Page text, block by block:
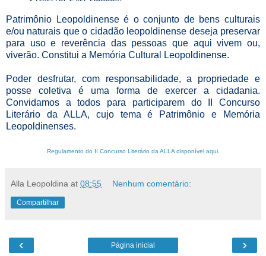
Patrimônio Leopoldinense é o conjunto de bens culturais
e/ou naturais que o cidadão leopoldinense deseja preservar
para uso e reverência das pessoas que aqui vivem ou,
viverão. Constitui a Memória Cultural Leopoldinense.
Poder desfrutar, com responsabilidade, a propriedade e
posse coletiva é uma forma de exercer a cidadania.
Convidamos a todos para participarem do II Concurso
Literário da ALLA, cujo tema é Patrimônio e Memória
Leopoldinenses.
Regulamento do II Concurso Literário da ALLA disponível aqui.
Alla Leopoldina at 08:55 Nenhum comentário:
Compartilhar
‹ ›
Página inicial